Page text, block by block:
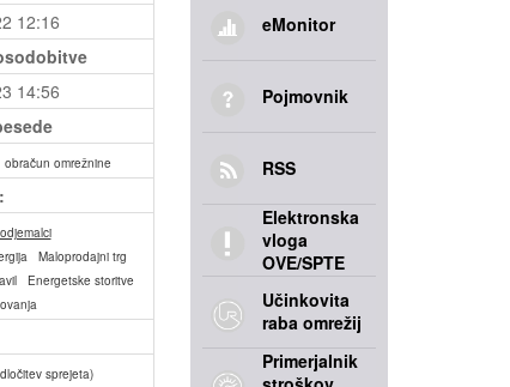
12:16
14:56
obračun omrežnine
Maloprodajni trg
Energetske storitve
sprejeta)
eMonitor
Pojmovnik
RSS
Elektronska
vloga
OVE/SPTE
Učinkovita
raba omrežij
Primerjalnik